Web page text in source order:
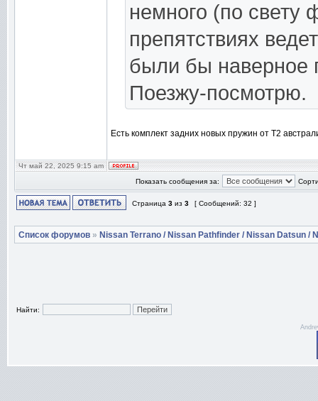
немного (по свету
препятствиях
были бы наверное
Поезжу-посмотрю.
Есть комплект задних новых пружин от T2
Чт май 22, 2025 9:15 am
Показать сообщения за:
Страница 3 из 3 [ Сообщений: 32 ]
Список форумов » Nissan Terrano / Nissan Pathfinder / Nissan Datsun /
Найти: